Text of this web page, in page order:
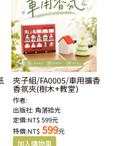
夾子組/FA0005/車用擴香
香氛夾(樹木+教堂)
作者:
出版社: 角落拾光
定價:NT$ 599元
特價:NT$ 599元